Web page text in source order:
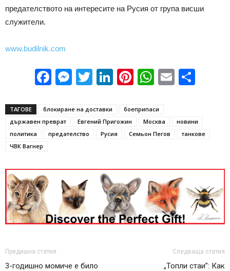
предателството на интересите на Русия от група висши
служители.
www.budilnik.com
Facebook
Messenger
Twitter
LinkedIn
Pinterest
WhatsApp
Email
ТАГОВЕ блокиране на доставки
боеприпаси
държавен преврат
Евгений Пригожин Москва
новини
политика
предателство Русия Семьон Пегов
танкове
ЧВК Вагнер
Предишна статия
3-годишно момиче е било
Следваща статия
„Топли стаи”: Как